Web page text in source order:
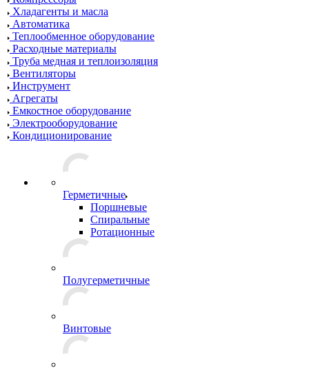
Хладагенты и масла
Автоматика
Теплообменное оборудование
Расходные материалы
Труба медная и теплоизоляция
Вентиляторы
Инструмент
Агрегаты
Емкостное оборудование
Электрооборудование
Кондиционирование
Герметичные
Поршневые
Спиральные
Ротационные
Полугерметичные
Винтовые